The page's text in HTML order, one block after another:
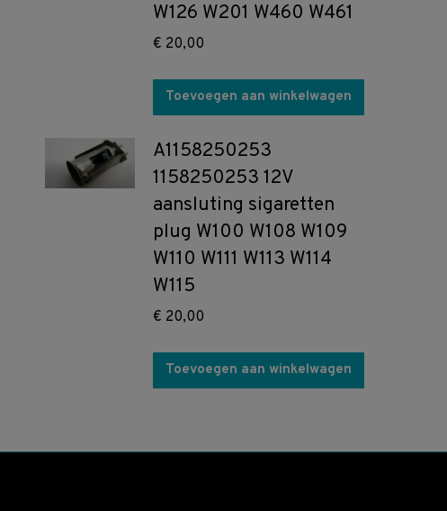
W126 W201 W460 W461
€ 20,00
Toevoegen aan winkelwagen
A1158250253
1158250253 12V
aansluting sigaretten
plug W100 W108 W109
W110 W111 W113 W114
W115
€ 20,00
Toevoegen aan winkelwagen